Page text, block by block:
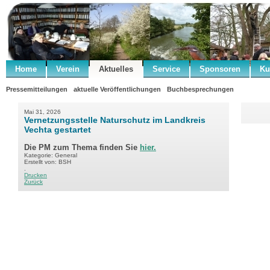
Home Verein Aktuelles Service Sponsoren
Pressemitteilungen aktuelle Veröffentlichungen Buchbesprechungen
Mai 31, 2026
Vernetzungsstelle Naturschutz im Landkreis
Vechta gestartet
Die PM zum Thema finden Sie hier.
Kategorie: General
Erstellt von: BSH
Drucken
Zurück